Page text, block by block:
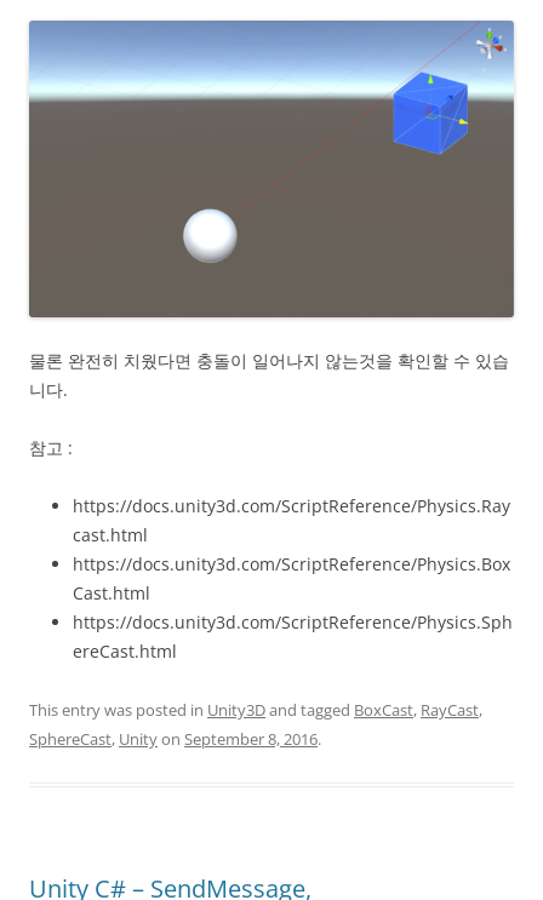
물론 완전히 치웠다면 충돌이 일어나지 않는것을 확인할 수 있습
니다.
참고 :
https://docs.unity3d.com/ScriptReference/Physics.Ray
cast.html
https://docs.unity3d.com/ScriptReference/Physics.Box
Cast.html
https://docs.unity3d.com/ScriptReference/Physics.Sph
ereCast.html
This entry was posted in Unity3Dand tagged BoxCast, RayCast,
SphereCast, Unityon September 8, 2016.
Unity C# – SendMessage,